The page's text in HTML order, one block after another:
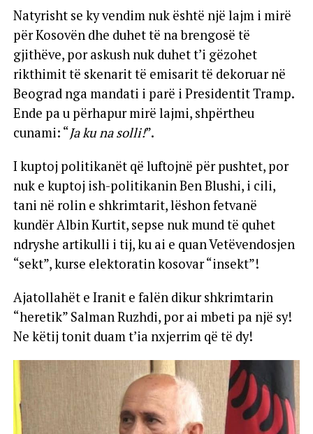
Natyrisht se ky vendim nuk është një lajm i mirë
për Kosovën dhe duhet të na brengosë të
gjithëve, por askush nuk duhet t’i gëzohet
rikthimit të skenarit të emisarit të dekoruar në
Beograd nga mandati i parë i Presidentit Tramp.
Ende pa u përhapur mirë lajmi, shpërtheu
cunami: “Ja ku na solli!”.
I kuptoj politikanët që luftojnë për pushtet, por
nuk e kuptoj ish-politikanin Ben Blushi, i cili,
tani në rolin e shkrimtarit, lëshon fetvanë
kundër Albin Kurtit, sepse nuk mund të quhet
ndryshe artikulli i tij, ku ai e quan Vetëvendosjen
“sekt”, kurse elektoratin kosovar “insekt”!
Ajatollahët e Iranit e falën dikur shkrimtarin
“heretik” Salman Ruzhdi, por ai mbeti pa një sy!
Ne këtij tonit duam t’ia nxjerrim që të dy!